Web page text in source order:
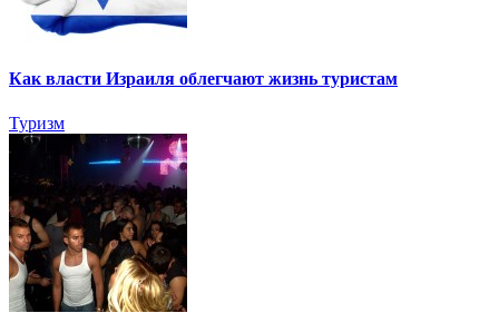
Как власти Израиля облегчают жизнь туристам
Туризм